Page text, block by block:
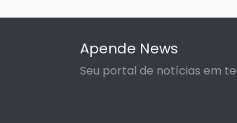
Apende News
Seu portal de notícias em